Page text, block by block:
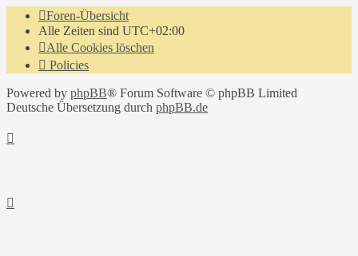
Foren-Übersicht
Alle Zeiten sind UTC+02:00
Alle Cookies löschen
Policies
Powered by phpBB® Forum Software © phpBB Limited
Deutsche Übersetzung durch phpBB.de